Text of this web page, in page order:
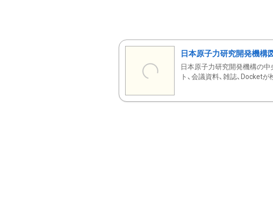
日本原子力研究開発機構
日本原子力研究開発機構の
ト、会議資料、雑誌、Docketが